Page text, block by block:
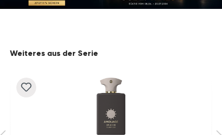
Produktgalerie überspringen
Weiteres aus der Serie